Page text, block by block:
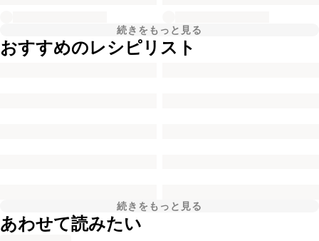
続きをもっと見る
おすすめのレシピリスト
続きをもっと見る
あわせて読みたい